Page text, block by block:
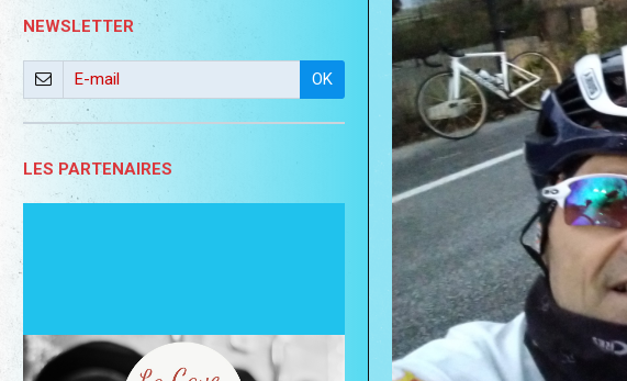
NEWSLETTER
OK
LES PARTENAIRES